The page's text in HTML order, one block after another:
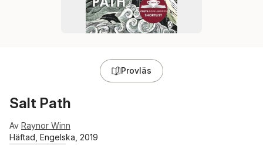
Provläs
Salt Path
Av Raynor Winn
Häftad, Engelska, 2019